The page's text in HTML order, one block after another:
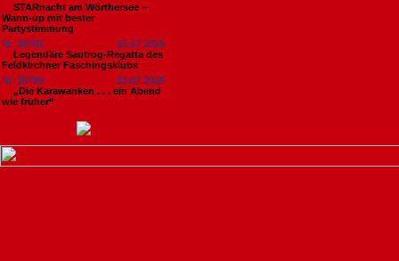
STARnacht am Wörthersee –
Warm-up mit bester
Partystimmung
Nr. 18761
13.07.2026
Legendäre Sautrog-Regatta des
Feldkirchner Faschingsklubs
Nr. 18759
13.07.2026
„Die Karawanken . . . ein Abend
wie früher“